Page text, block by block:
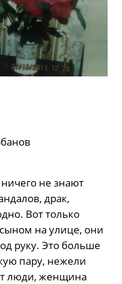
не знают
драк,
Вот только
на улице, они
руку. Это больше
пару, нежели
люди, женщина